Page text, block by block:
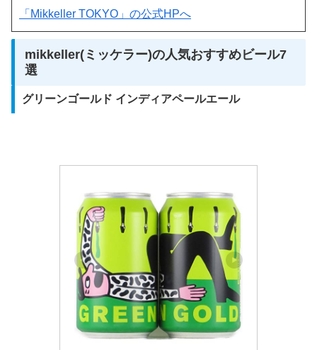
「Mikkeller TOKYO」の公式HPへ
mikkeller(ミッケラー)の人気おすすめビール7
選
グリーンゴールド インディアペールエール